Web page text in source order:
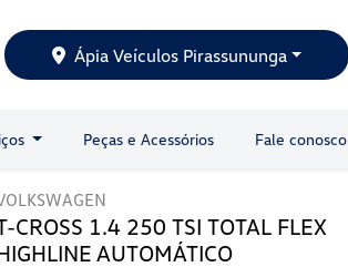
Ápia Veículos Pirassununga
Peças e Acessórios Fale conosco
CROSS 1.4 250 TSI TOTAL FLEX
AUTOMÁTICO